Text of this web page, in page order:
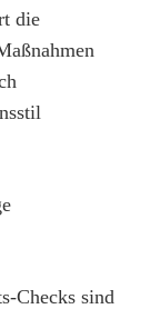
die
Checks sind